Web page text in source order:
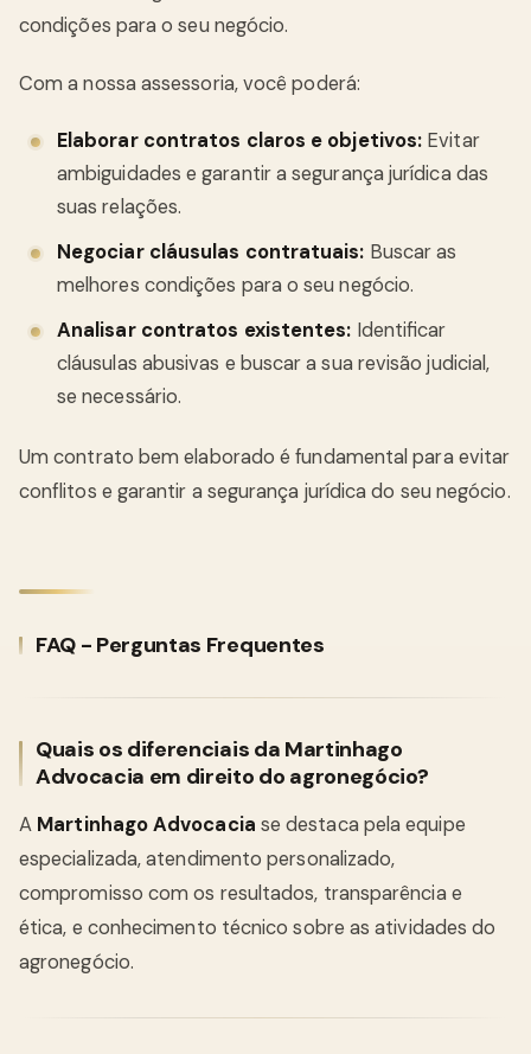
condições para o seu negócio.
Com a nossa assessoria, você poderá:
Elaborar contratos claros e objetivos: Evitar
ambiguidades e garantir a segurança jurídica das
suas relações.
Negociar cláusulas contratuais: Buscar as
melhores condições para o seu negócio.
Analisar contratos existentes: Identificar
cláusulas abusivas e buscar a sua revisão judicial,
se necessário.
Um contrato bem elaborado é fundamental para evitar
conflitos e garantir a segurança jurídica do seu negócio.
FAQ - Perguntas Frequentes
Quais os diferenciais da Martinhago
Advocacia em direito do agronegócio?
A Martinhago Advocacia se destaca pela equipe
especializada, atendimento personalizado,
compromisso com os resultados, transparência e
ética, e conhecimento técnico sobre as atividades do
agronegócio.